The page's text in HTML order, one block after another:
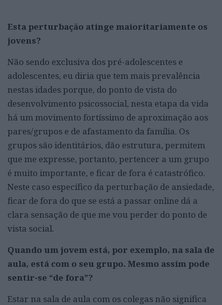
Esta perturbação atinge maioritariamente os
jovens?
Não sendo exclusiva dos pré-adolescentes e
adolescentes, eu diria que tem mais prevalência
nestas idades porque, do ponto de vista do
desenvolvimento psicossocial, nesta etapa da vida
há um movimento fortíssimo de aproximação aos
pares/grupos e de afastamento da família. Os
grupos são identitários, dão estrutura, permitem
que me expresse, portanto, pertencer a um grupo
é muito importante, e ficar de fora é catastrófico.
Neste caso específico da perturbação de ansiedade,
ficar de fora do que se está a passar online dá a
clara sensação de que me vou perder do ponto de
vista social.
Quando um jovem está, por exemplo, na sala de
aula, está com o seu grupo. Mesmo assim pode
sentir-se “de fora”?
Estar na sala de aula com os colegas não significa